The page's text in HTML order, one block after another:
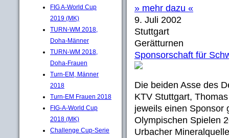
FIG A-World Cup
2019 (MK)
TURN-WM 2018,
Doha-Männer
TURN-WM 2018,
Doha-Frauen
Turn-EM, Männer
2018
Turn-EM Frauen 2018
FIG-A-World Cup
2018 (MK)
Challenge Cup-Serie
» mehr dazu «
9. Juli 2002
Stuttgart
Gerätturnen
Sponsorschaft für
Die beiden Asse des
KTV Stuttgart,
jeweils einen Sponsor
Olympischen Spielen
Urbacher